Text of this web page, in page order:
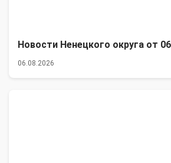
Новости Ненецкого округа от
06.08.2026